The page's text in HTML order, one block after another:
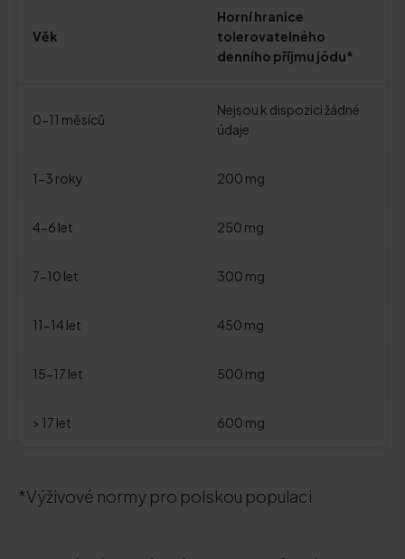
Věk
Horní hranice
tolerovatelného
denního příjmu jódu*
0-11 měsíců
Nejsou k dispozici žádné
údaje
1-3 roky 200 mg
4-6 let 250 mg
7-10 let 300 mg
11-14 let 450 mg
15-17 let 500 mg
> 17 let 600 mg
*Výživové normy pro polskou populaci